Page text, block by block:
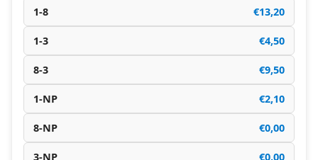
1-8 €13,20
1-3 €4,50
8-3 €9,50
1-NP €2,10
8-NP €0,00
3-NP €0,00